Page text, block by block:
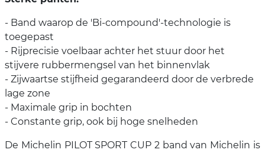
- Band waarop de 'Bi-compound'-technologie is
toegepast
- Rijprecisie voelbaar achter het stuur door het
stijvere rubbermengsel van het binnenvlak
- Zijwaartse stijfheid gegarandeerd door de verbrede
lage zone
- Maximale grip in bochten
- Constante grip, ook bij hoge snelheden
De Michelin PILOT SPORT CUP 2 band van Michelin is